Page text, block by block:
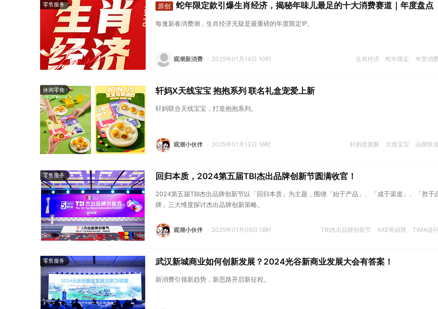
零售服务 原创 蛇年限定款引爆生肖经济，揭秘年味儿最足的十大消费赛道｜年度盘点
每逢新春消费潮，生肖经济无疑是最重磅的年度限定IP。
生肖经济 蛇年限定 年货消
观潮新消费 · 2025年01月14日 10时
休闲零食 轩妈X天线宝宝 抱抱系列 联名礼盒宠爱上新
轩妈联合天线宝宝，打造抱抱系列。
轩妈蛋黄酥 天线宝宝 品牌联名
观潮小伙伴 · 2025年01月13日 16时
零售服务 回归本质，2024第五届TBI杰出品牌创新节圆满收官！
2024第五届TBI杰出品牌创新节以「回归本质」为主题，围绕「始于产品」、「成于渠道」、「胜于
牌」三大维度探讨杰出品牌创新策略。
TBI杰出品牌创新节 AXE斧頭牌 TIMA缇
观潮小伙伴 · 2025年01月09日 18时
零售服务 武汉新城商业如何创新发展？2024光谷新商业发展大会有答案！
新消费引领新趋势，新思路开启新征程。